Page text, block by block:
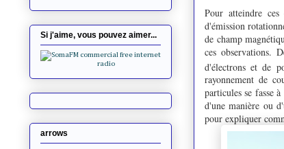
Pour atteindre
d'émission
de champ
ces observations.
d'électrons et de
rayonnement de
particules se fasse
d'une manière ou
pour expliquer
Si j'aime, vous pouvez aimer...
arrows